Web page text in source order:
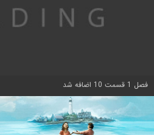
فصل 1 قسمت 10 اضافه شد